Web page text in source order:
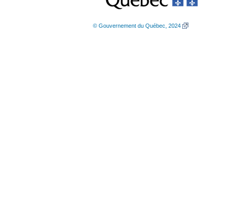
© Gouvernement du Québec, 2024